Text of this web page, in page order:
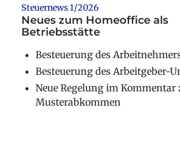
Steuernews 1/2026
Neues zum Homeoffice als
Betriebsstätte
Besteuerung des
Besteuerung des Arbeitgeber-
Neue Regelung im Kommentar
Musterabkommen